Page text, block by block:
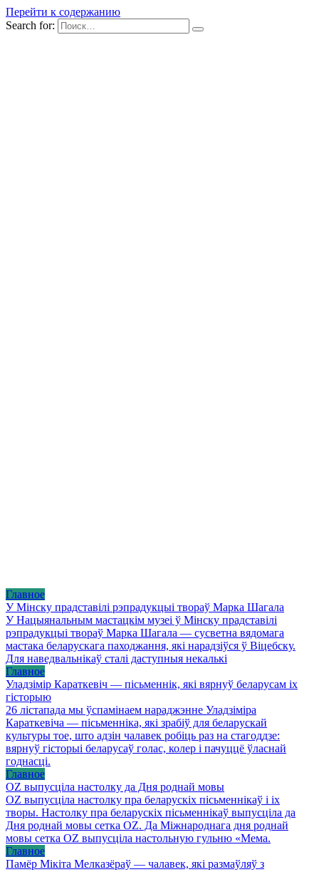
Перейти к содержанию
Search for:
Главное
У Мінску прадставілі рэпрадукцыі твораў Марка Шагала
У Нацыянальным мастацкім музеі ў Мінску прадставілі
рэпрадукцыі твораў Марка Шагала — сусветна вядомага
мастака беларускага паходжання, які нарадзіўся ў Віцебску.
Для наведвальнікаў сталі даступныя некалькі
Главное
Уладзімір Караткевіч — пісьменнік, які вярнуў беларусам іх
гісторыю
26 лістапада мы ўспамінаем нараджэнне Уладзіміра
Караткевіча — пісьменніка, які зрабіў для беларускай
культуры тое, што адзін чалавек робіць раз на стагоддзе:
вярнуў гісторыі беларусаў голас, колер і пачуццё ўласнай
годнасці.
Главное
OZ выпусціла настолку да Дня роднай мовы
OZ выпусціла настолку пра беларускіх пісьменнікаў і іх
творы. Настолку пра беларускіх пісьменнікаў выпусціла да
Дня роднай мовы сетка OZ. Да Міжнароднага дня роднай
мовы сетка OZ выпусціла настольную гульню «Мема.
Главное
Памёр Мікіта Мелказёраў — чалавек, які размаўляў з